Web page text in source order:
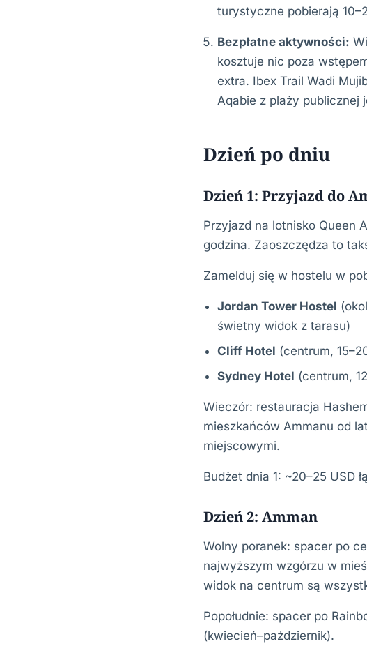
turystyczne pobierają
Bezpłatne aktywności:
kosztuje nic poza
extra. Ibex Trail Wadi
Aqabie z plaży publicznej
Dzień po dniu
Dzień 1: Przyjazd do
Przyjazd na lotnisko Queen
godzina. Zaoszczędza to
Zamelduj się w hostelu w
Jordan Tower Hostel
świetny widok z tarasu)
Cliff Hotel (centrum,
Sydney Hotel (centrum,
Wieczór: restauracja
mieszkańców Ammanu od
miejscowymi.
Budżet dnia 1: ~20–25 USD
Dzień 2: Amman
Wolny poranek: spacer po
najwyższym wzgórzu w
widok na centrum są
Popołudnie: spacer po
(kwiecień–październik).